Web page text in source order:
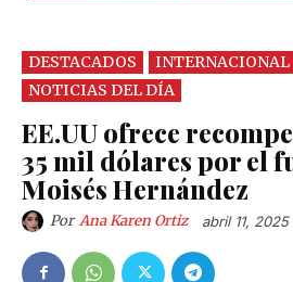
DESTACADOS
INTERNACIONAL
NOTICIAS DEL DÍA
EE.UU ofrece
35 mil dólares por el
Moisés Hernández
Por Ana Karen Ortiz abril 11, 2025